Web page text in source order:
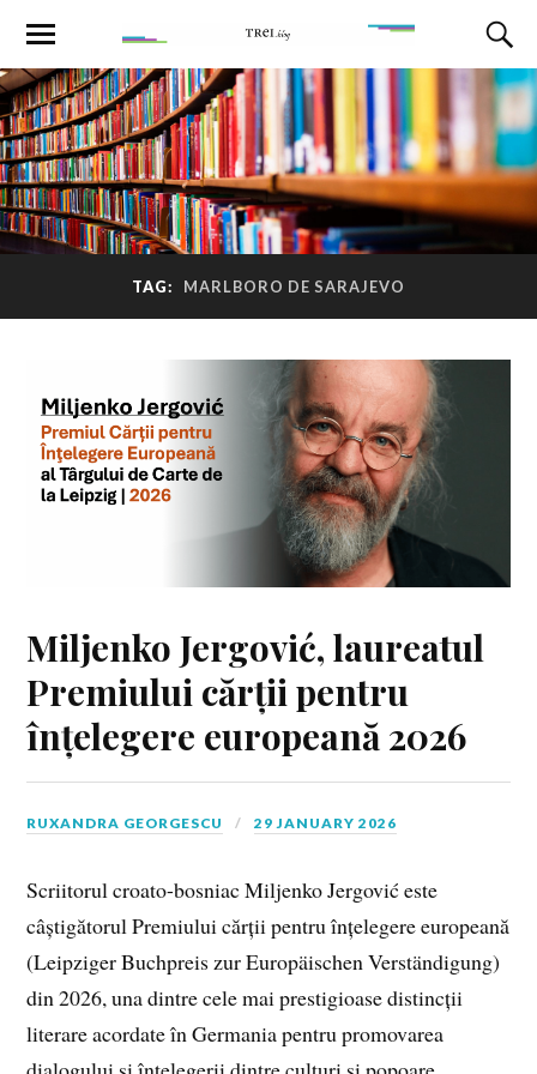
TAG: MARLBORO DE SARAJEVO
Miljenko Jergović, laureatul
Premiului cărții pentru
înțelegere europeană 2026
RUXANDRA GEORGESCU 29 JANUARY 2026
Scriitorul croato-bosniac Miljenko Jergović este
câștigătorul Premiului cărții pentru înțelegere europeană
(Leipziger Buchpreis zur Europäischen Verständigung)
din 2026, una dintre cele mai prestigioase distincții
literare acordate în Germania pentru promovarea